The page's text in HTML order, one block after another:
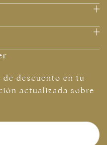
de descuento en tu
actualizada sobre